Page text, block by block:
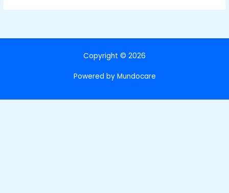
Copyright © 2026
Powered by Mundocare